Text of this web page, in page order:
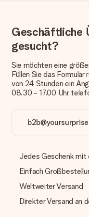
Derzeit können wir
anbieten. Das
Päckchen versendet.
oder Päckchen geliefert
Kundenservice.
Zahlung
Wie kann ich meine
mit normaler
Kreditkarte oder auf
manuellen Überweisung
Geschenk
Was, wenn das
erfüllt?
erfüllen, bitten wir dich,
Geschäftliche
gesucht?
Sie möchten eine
Füllen Sie das Formular
von 24 Stunden ein
08.30 - 17.00 Uhr
Jedes Geschenk mit
Einfach
Weltweiter Versand
Direkter Versand an